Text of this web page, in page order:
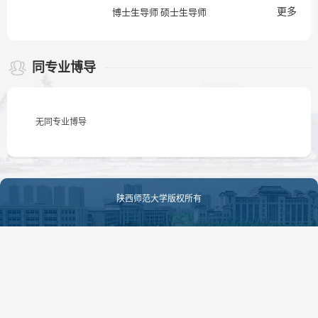
博士生导师 硕士生导师 更多
同专业博导
无同专业博导
陕西师范大学版权所有